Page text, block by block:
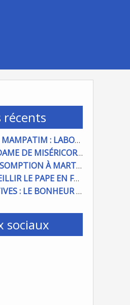
récents
DES NOUVELLES DE MAMPATIM : LABOUR DU CHAMP PAROISSIAL
MÉNAGE À NOTRE DAME DE MISÉRICORDE : ON COMPTE SUR VOUS !
SOLENNITÉ DE L'ASSOMPTION À MARTIGUES ET PORT DE BOUC
PRIERE POUR ACCUEILLIR LE PAPE EN FRANCE
LE CHEMIN DES ESTIVES : LE BONHEUR À PORTÉE DE MAIN
sociaux